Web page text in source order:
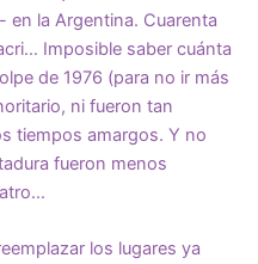
en la Argentina. Cuarenta
Imposible saber cuánta
de 1976 (para no ir más
ni fueron tan
tiempos amargos. Y no
fueron menos
los lugares ya